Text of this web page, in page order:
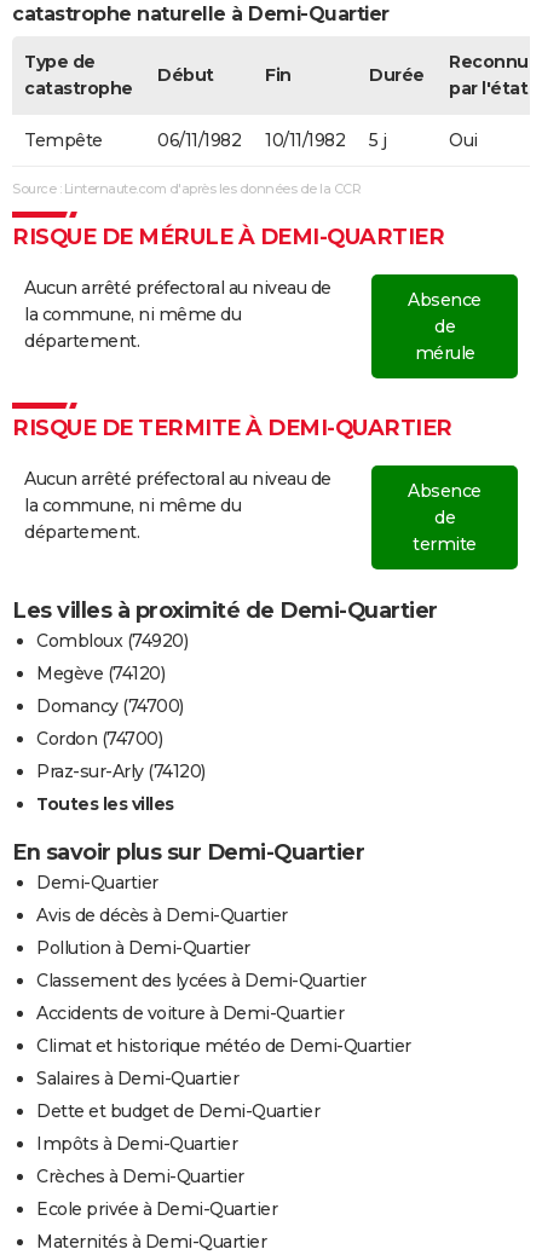
catastrophe naturelle à Demi-Quartier
Type de
catastrophe
Début Fin Durée
Reconnue
par l'état
Tempête 06/11/1982 10/11/1982 5 j Oui
Source : Linternaute.com d'après les données de la CCR
RISQUE DE MÉRULE À DEMI-QUARTIER
Aucun arrêté préfectoral au niveau de
la commune, ni même du
département.
Absence
de
mérule
RISQUE DE TERMITE À DEMI-QUARTIER
Aucun arrêté préfectoral au niveau de
la commune, ni même du
département.
Absence
de
termite
Les villes à proximité de Demi-Quartier
Combloux (74920)
Megève (74120)
Domancy (74700)
Cordon (74700)
Praz-sur-Arly (74120)
Toutes les villes
En savoir plus sur Demi-Quartier
Demi-Quartier
Avis de décès à Demi-Quartier
Pollution à Demi-Quartier
Classement des lycées à Demi-Quartier
Accidents de voiture à Demi-Quartier
Climat et historique météo de Demi-Quartier
Salaires à Demi-Quartier
Dette et budget de Demi-Quartier
Impôts à Demi-Quartier
Crèches à Demi-Quartier
Ecole privée à Demi-Quartier
Maternités à Demi-Quartier